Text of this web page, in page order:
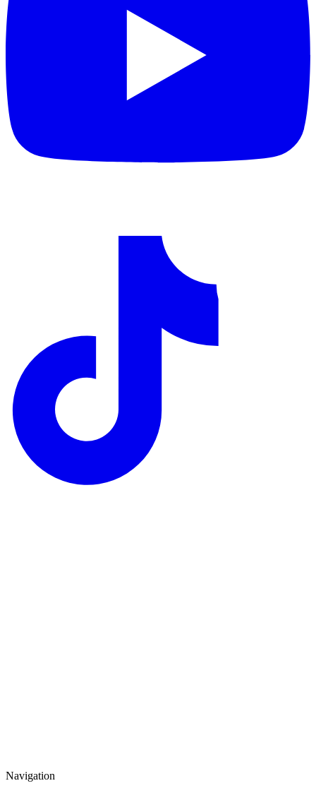
Navigation